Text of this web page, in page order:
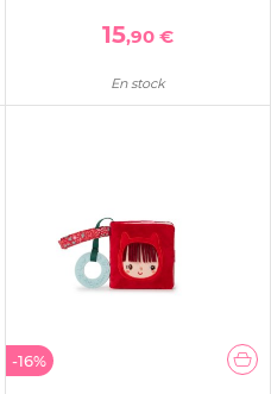
15,90 €
En stock
-16%